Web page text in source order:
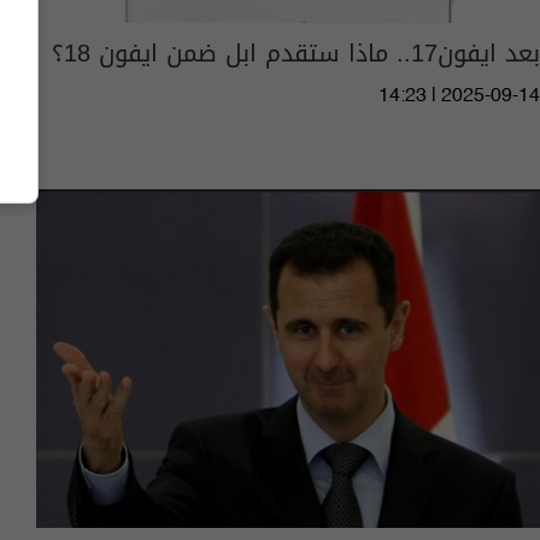
بعد ايفون17.. ماذا ستقدم ابل ضمن ايفون 18؟
14:23 | 2025-09-14